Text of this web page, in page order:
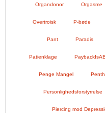
Organdonor Orgasme
Overtroisk P-bøde
Pant Paradis
Patienklage
Penge Mangel
Personlighedsforstyrrelse
Piercing mod